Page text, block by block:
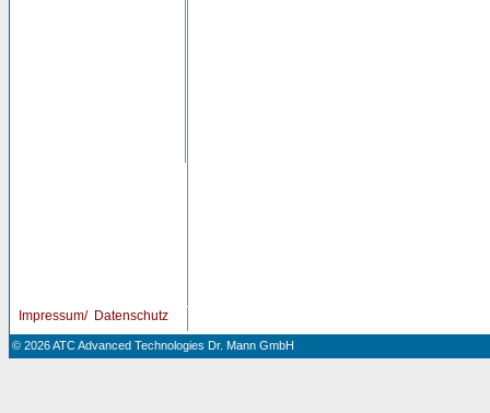
Impressum/ Datenschutz
© 2026 ATC Advanced Technologies Dr. Mann GmbH